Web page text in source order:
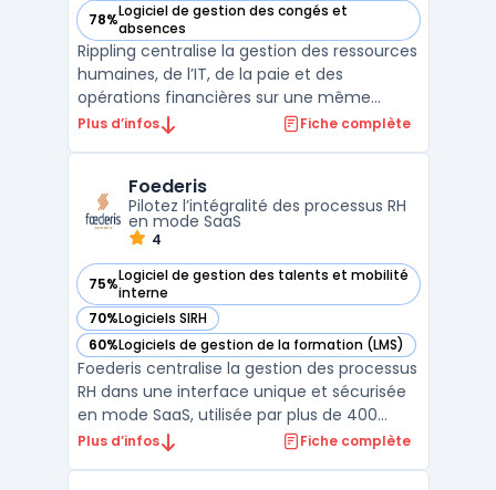
78%Logiciel de gestion des congés et
absences
— voir Rippling dans cette catégorie
Rippling centralise la gestion des ressources
humaines, de l’IT, de la paie et des
opérations financières sur une même
interface, afin de traiter les processus RH,
Conçu pour répondre à la complexité des
entreprises r ...
Plus d’infos Fiche complète
Foederis
Pilotez l’intégralité des processus RH
en mode SaaS
4
75%Logiciel de gestion des talents et mobilité
interne
— voir Foederis dans cette catégorie
70%Logiciels SIRH
— voir Foederis dans cette catégorie
60%Logiciels de gestion de la formation (LMS)
— voir Foederis dans cette catégorie
Foederis centralise la gestion des processus
RH dans une interface unique et sécurisée
en mode SaaS, utilisée par plus de 400
clients et 2 millions d’utilisateurs en Europe.
Plus d’infos Fiche complète